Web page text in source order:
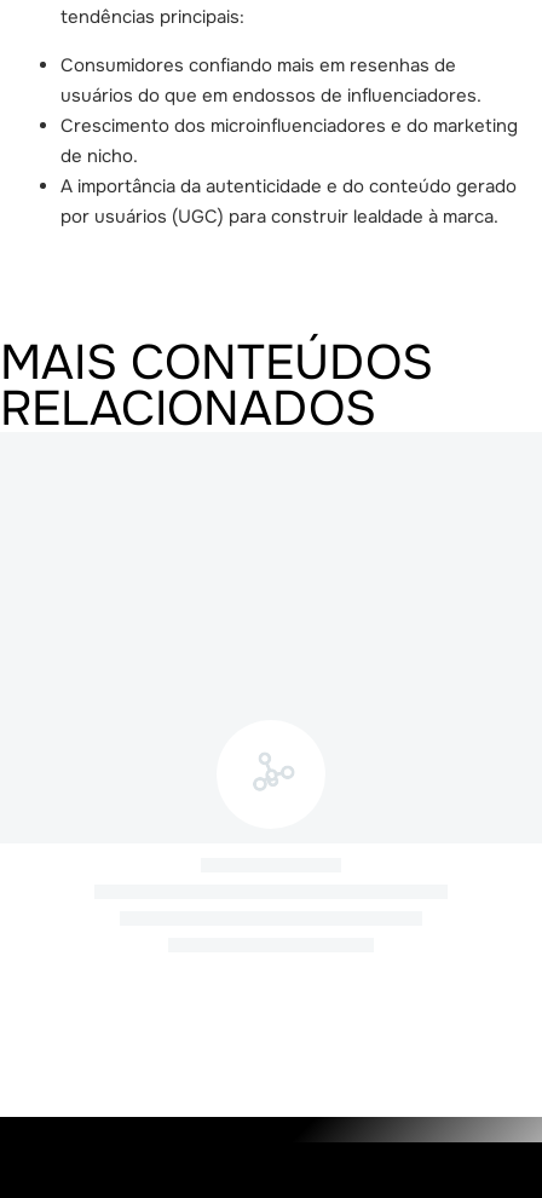
tendências principais:
Consumidores confiando mais em resenhas de
usuários do que em endossos de influenciadores.
Crescimento dos microinfluenciadores e do marketing
de nicho.
A importância da autenticidade e do conteúdo gerado
por usuários (UGC) para construir lealdade à marca.
MAIS CONTEÚDOS
RELACIONADOS